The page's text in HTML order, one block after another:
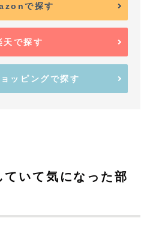
で探す
天で探す
ッピングで探す
いて気になった部